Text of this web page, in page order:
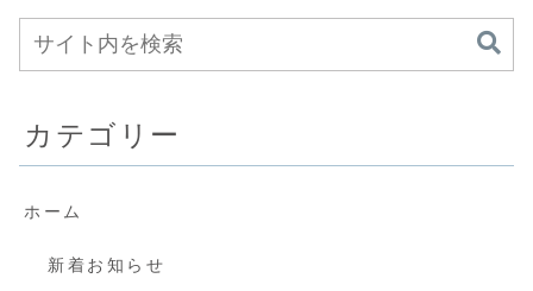
カテゴリー
ホーム
新着お知らせ